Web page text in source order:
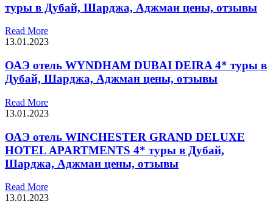
туры в Дубай, Шарджа, Аджман цены, отзывы
Read More
13.01.2023
ОАЭ отель WYNDHAM DUBAI DEIRA 4* туры в
Дубай, Шарджа, Аджман цены, отзывы
Read More
13.01.2023
ОАЭ отель WINCHESTER GRAND DELUXE
HOTEL APARTMENTS 4* туры в Дубай,
Шарджа, Аджман цены, отзывы
Read More
13.01.2023